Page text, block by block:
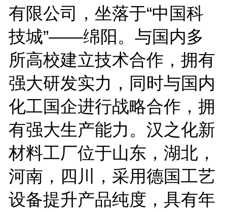
有限公司，坐落于“中国科
技城”——绵阳。与国内多
所高校建立技术合作，拥有
强大研发实力，同时与国内
化工国企进行战略合作，拥
有强大生产能力。汉之化新
材料工厂位于山东，湖北，
河南，四川，采用德国工艺
设备提升产品纯度，具有年